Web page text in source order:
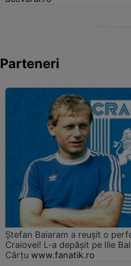
Parteneri
Ștefan Baiaram a reușit o
Craiovei! L-a depășit pe Ilie
Cârțu www.fanatik.ro